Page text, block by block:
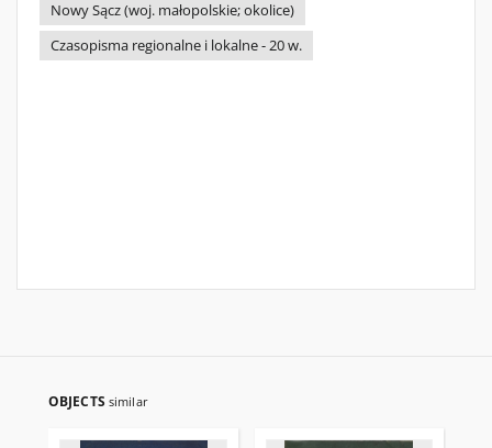
Nowy Sącz (woj. małopolskie; okolice)
Czasopisma regionalne i lokalne - 20 w.
OBJECTS similar